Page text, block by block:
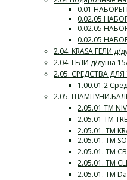
0.01 НАБОРЫ
0.02.05
0.02.05
0.02.05
2.04. KRASA ГЕЛИ д/
2.04. ГЕЛИ д/душа
2.05. СРЕДСТВА
1.00.01.2
2.05.
2.05.01 ТМ
2.05.01 ТМ
2.05.01. ТМ
2.05.01. ТМ
2.05.01. ТМ
2.05.01. ТМ
2.05.01. ТМ